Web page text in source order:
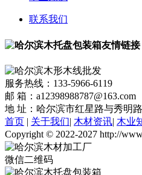
联系我们
友情链接
服务热线：133-5966-6119
邮 箱：a12398988787@163.com
地 址：哈尔滨市红星路与秀明
首页 | 关于我们| 木材资讯| 木业
Copyright © 2022-2027 http://
微信二维码